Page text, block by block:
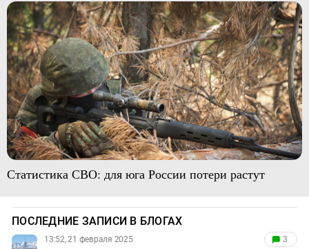
Статистика СВО: для юга России потери растут
ПОСЛЕДНИЕ ЗАПИСИ В БЛОГАХ
13:52, 21 февраля 2025 3